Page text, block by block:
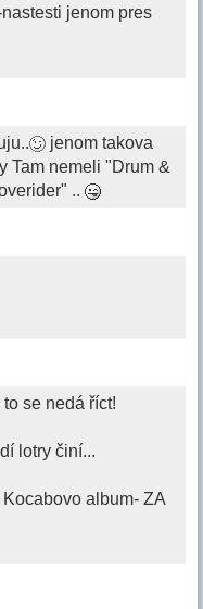
jenom pres
jenom takova
Tam nemeli "Drum &
..
se nedá říct!
lotry činí...
album- ZA